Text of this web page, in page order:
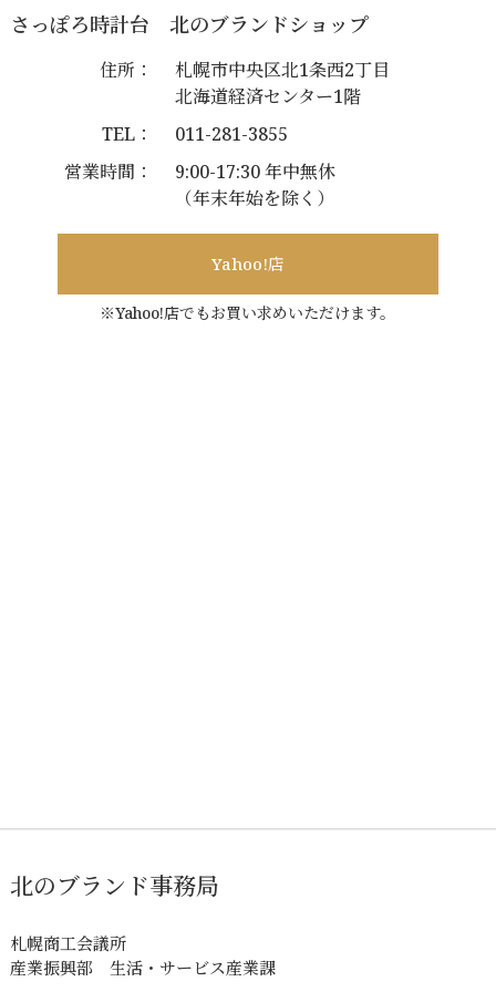
さっぽろ時計台 北のブランドショップ
住所：
札幌市中央区北1条西2丁目
北海道経済センター1階
TEL：
011-281-3855
営業時間：
9:00-17:30 年中無休
（年末年始を除く）
Yahoo!店
※Yahoo!店でもお買い求めいただけます。
北のブランド事務局
札幌商工会議所
産業振興部 生活・サービス産業課